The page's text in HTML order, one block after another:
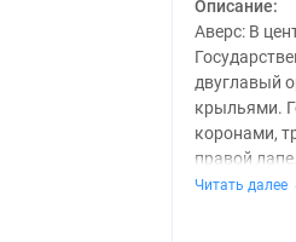
Описание:
Аверс: В
двуглавый
крыльями.
коронами,
правой
Читать далее